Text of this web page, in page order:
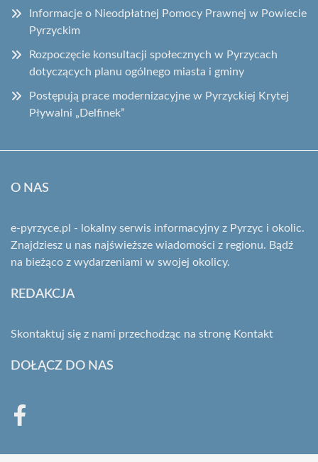
Informacje o Nieodpłatnej Pomocy Prawnej w Powiecie
Pyrzyckim
Rozpoczęcie konsultacji społecznych w Pyrzycach
dotyczących planu ogólnego miasta i gminy
Postępują prace modernizacyjne w Pyrzyckiej Krytej
Pływalni „Delfinek”
O NAS
e-pyrzyce.pl - lokalny serwis informacyjny z Pyrzyc i okolic.
Znajdziesz u nas najświeższe wiadomości z regionu. Bądź
na bieżąco z wydarzeniami w swojej okolicy.
REDAKCJA
Skontaktuj się z nami przechodząc na stronę Kontakt
DOŁĄCZ DO NAS